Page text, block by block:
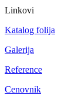
Linkovi
Katalog folija
Galerija
Reference
Cenovnik